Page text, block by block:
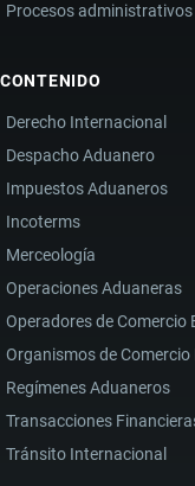
Procesos administrativos
CONTENIDO
Derecho Internacional
Despacho Aduanero
Impuestos Aduaneros
Incoterms
Merceología
Operaciones Aduaneras
Operadores de Comercio
Organismos de Comercio
Regímenes Aduaneros
Transacciones
Tránsito Internacional